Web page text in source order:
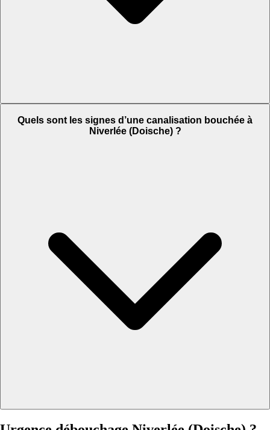
Quels sont les signes d’une canalisation bouchée à
Niverlée (Doische) ?